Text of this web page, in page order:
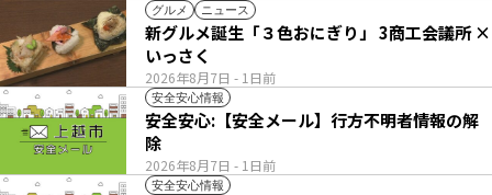
グルメ ニュース
2026年8月7日 - 1日前
新グルメ誕生「３色おにぎり」 3商工会議所 ×
いっさく
安全安心情報
2026年8月7日 - 1日前
安全安心:【安全メール】行方不明者情報の解
除
安全安心情報